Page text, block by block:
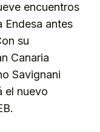
encuentros
Endesa antes
su
Canaria
Savignani
el nuevo